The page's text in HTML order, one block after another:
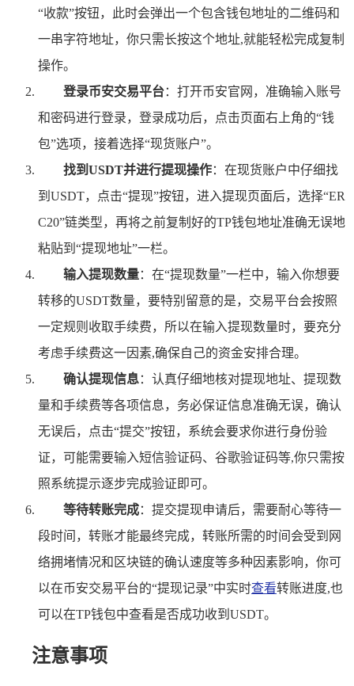
“收款”按钮，此时会弹出一个包含钱包地址的二维码和
一串字符地址，你只需长按这个地址,就能轻松完成复制
操作。
登录币安交易平台：打开币安官网，准确输入账号
和密码进行登录，登录成功后，点击页面右上角的“钱
包”选项，接着选择“现货账户”。
找到USDT并进行提现操作：在现货账户中仔细找
到USDT，点击“提现”按钮，进入提现页面后，选择“ER
C20”链类型，再将之前复制好的TP钱包地址准确无误地
粘贴到“提现地址”一栏。
输入提现数量：在“提现数量”一栏中，输入你想要
转移的USDT数量，要特别留意的是，交易平台会按照
一定规则收取手续费，所以在输入提现数量时，要充分
考虑手续费这一因素,确保自己的资金安排合理。
确认提现信息：认真仔细地核对提现地址、提现数
量和手续费等各项信息，务必保证信息准确无误，确认
无误后，点击“提交”按钮，系统会要求你进行身份验
证，可能需要输入短信验证码、谷歌验证码等,你只需按
照系统提示逐步完成验证即可。
等待转账完成：提交提现申请后，需要耐心等待一
段时间，转账才能最终完成，转账所需的时间会受到网
络拥堵情况和区块链的确认速度等多种因素影响，你可
以在币安交易平台的“提现记录”中实时查看转账进度,也
可以在TP钱包中查看是否成功收到USDT。
注意事项